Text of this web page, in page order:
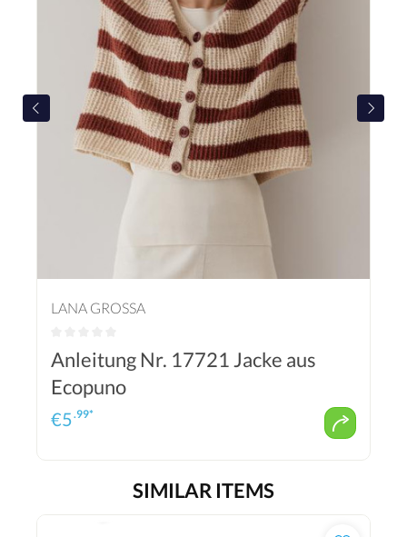
LANA GROSSA
Anleitung Nr. 17721 Jacke aus
Ecopuno
€5.99*
SIMILAR ITEMS